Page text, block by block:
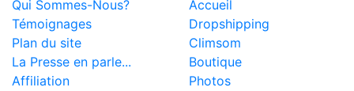
Qui Sommes-Nous?
Accueil
Témoignages
Dropshipping
Plan du site
Climsom
La Presse en parle...
Boutique
Affiliation
Photos